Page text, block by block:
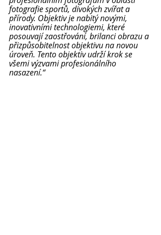
fotografie sportů, divokých zvířat a
přírody. Objektiv je nabitý novými,
inovativními technologiemi, které
posouvají zaostřování, brilanci obrazu a
přizpůsobitelnost objektivu na novou
úroveň. Tento objektiv udrží krok se
všemi výzvami profesionálního
nasazení.“